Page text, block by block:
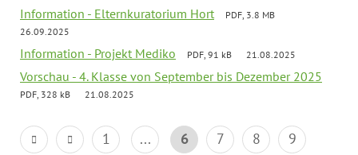
Information - Elternkuratorium Hort
PDF, 3.8 MB
26.09.2025
Information - Projekt Mediko PDF, 91 kB 21.08.2025
Vorschau - 4. Klasse von September bis Dezember 2025
PDF, 328 kB 21.08.2025
1 ... 6 7 8
9